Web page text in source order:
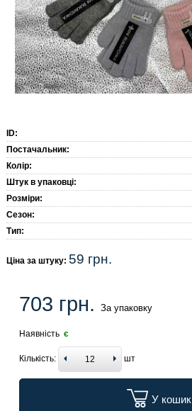
ID:
Постачальник:
Колір:
Штук в упаковці:
Розміри:
Сезон:
Тип:
Ціна за штуку: 59 грн.
703 грн. За упаковку
Наявність є
Кількість: шт
У кошик